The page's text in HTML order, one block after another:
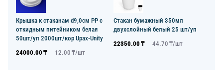
Крышка к стаканам d9,0см PP с
откидным питейником белая
50шт/уп 2000шт/кор Upax-Unity
24000.00 ₸ 12.00 ₸/шт
Стакан бумажный 350мл
двухслойный белый 25 шт/уп
22350.00 ₸ 44.70 ₸/шт